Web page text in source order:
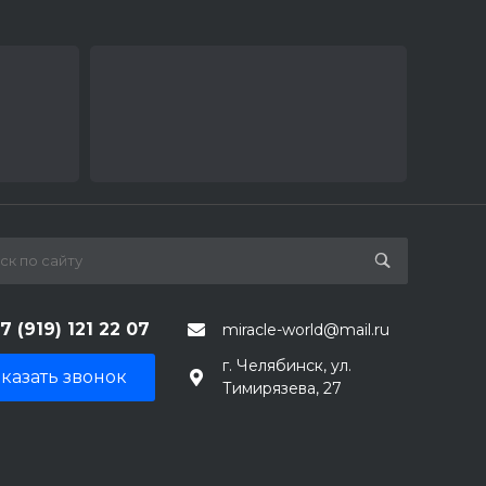
(919) 121 22 07 miracle-world@mail.ru
звонок
г. Челябинск, ул.
Тимирязева, 27